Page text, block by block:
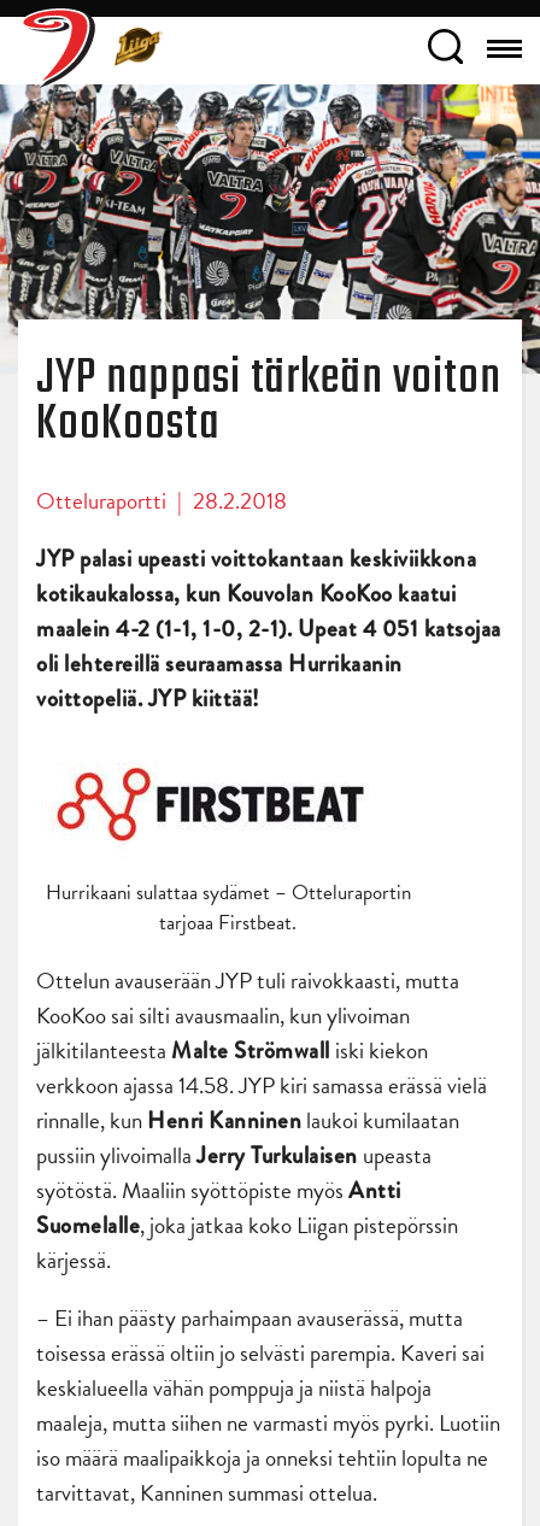
JYP nappasi tärkeän voiton
KooKoosta
Otteluraportti | 28.2.2018
JYP palasi upeasti voittokantaan keskiviikkona
kotikaukalossa, kun Kouvolan KooKoo kaatui
maalein 4-2 (1-1, 1-0, 2-1). Upeat 4 051 katsojaa
oli lehtereillä seuraamassa Hurrikaanin
voittopeliä. JYP kiittää!
Hurrikaani sulattaa sydämet – Otteluraportin
tarjoaa Firstbeat.
Ottelun avauserään JYP tuli raivokkaasti, mutta
KooKoo sai silti avausmaalin, kun ylivoiman
jälkitilanteesta Malte Strömwall iski kiekon
verkkoon ajassa 14.58. JYP kiri samassa erässä vielä
rinnalle, kunHenri Kanninenlaukoi kumilaatan
pussiin ylivoimallaJerry Turkulaisen upeasta
syötöstä. Maaliin syöttöpiste myösAntti
Suomelalle, joka jatkaa koko Liigan pistepörssin
kärjessä.
– Ei ihan päästy parhaimpaan avauserässä, mutta
toisessa erässä oltiin jo selvästi parempia. Kaveri sai
keskialueella vähän pomppuja ja niistä halpoja
maaleja, mutta siihen ne varmasti myös pyrki. Luotiin
iso määrä maalipaikkoja ja onneksi tehtiin lopulta ne
tarvittavat, Kanninen summasi ottelua.